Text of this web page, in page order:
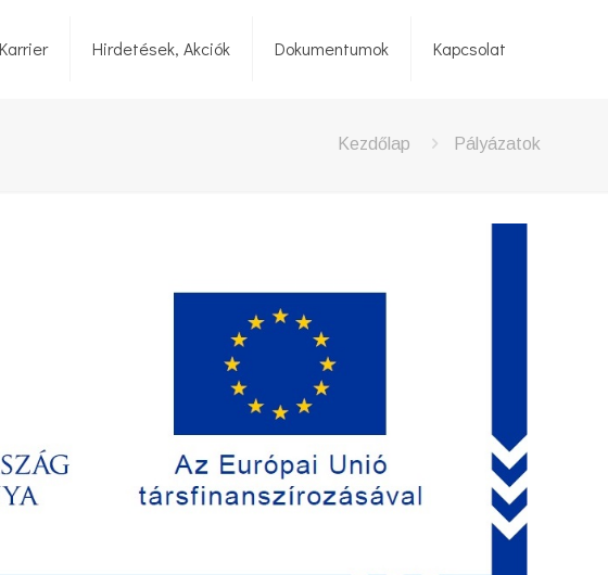
Karrier Hirdetések, Akciók Dokumentumok Kapcsolat
Kezdőlap Pályázatok